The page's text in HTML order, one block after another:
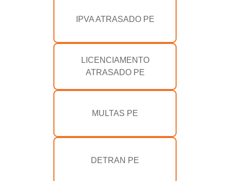
IPVA ATRASADO PE
LICENCIAMENTO
ATRASADO PE
MULTAS PE
DETRAN PE